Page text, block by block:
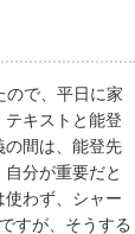
ので、平日に家
キストと能登
の間は、能登先
分が重要だと
わず、シャー
すが、そうする